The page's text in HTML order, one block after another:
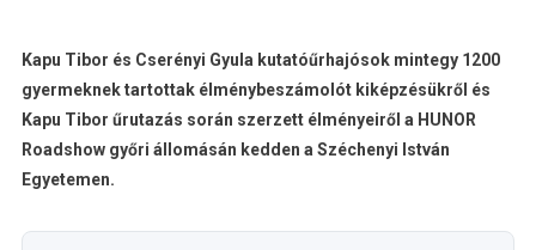
Kapu Tibor és Cserényi Gyula kutatóűrhajósok mintegy 1200
gyermeknek tartottak élménybeszámolót kiképzésükről és
Kapu Tibor űrutazás során szerzett élményeiről a HUNOR
Roadshow győri állomásán kedden a Széchenyi István
Egyetemen.